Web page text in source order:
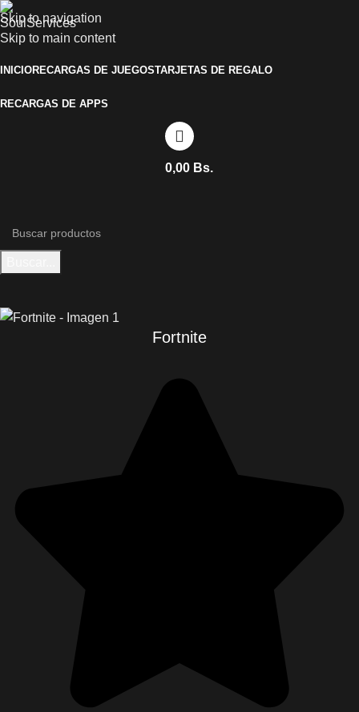
Skip to navigation
Skip to main content
INICIORECARGAS DE JUEGOSTARJETAS DE REGALO
RECARGAS DE APPS
0,00 Bs.
Fortnite